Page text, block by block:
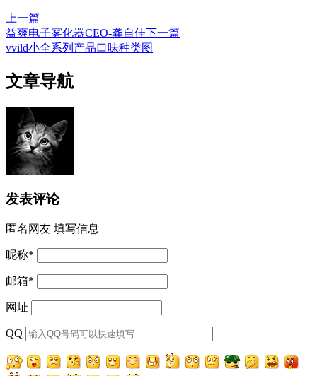
上一篇
益爽电子雾化器CEO-龚自佳下一篇
vvild小全系列产品口味种类图
文章导航
发表评论
匿名网友 填写信息
昵称*
邮箱*
网址
QQ